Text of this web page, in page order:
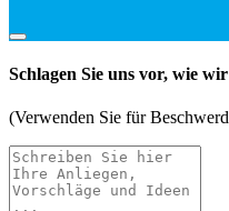
Schlagen Sie uns vor, wie
(Verwenden Sie für